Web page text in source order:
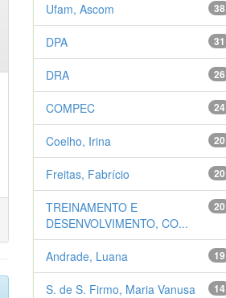
38
Ufam, Ascom
31
DPA
26
DRA
24
COMPEC
20
Coelho, Irina
20
Freitas, Fabrício
20
TREINAMENTO E
DESENVOLVIMENTO, CO...
19
Andrade, Luana
14
S. de S. Firmo, Maria Vanusa